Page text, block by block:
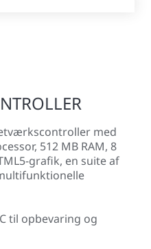
med
512 MB RAM, 8
grafik, en suite af
til opbevaring og